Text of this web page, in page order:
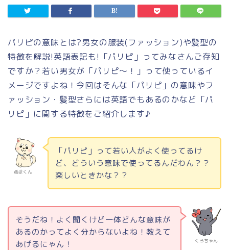
パリピの意味とは?男女の服装(ファッション)や髪型の
特徴を解説!英語表記も!「パリピ」ってみなさんご存知
ですか？若い男女が「パリピ～！」って使っているイ
メージですよね！今回はそんな「パリピ」の意味やフ
ァッション・髪型さらには英語でもあるのかなど「パ
リピ」に関する特徴をご紹介します♪
ぬまくん
「パリピ」って若い人がよく使ってるけ
ど、どういう意味で使ってるんだわん？？
楽しいときかな？？
くろちゃん
そうだね！よく聞くけど一体どんな意味が
あるのかってよく分からないよね！教えて
あげるにゃん！